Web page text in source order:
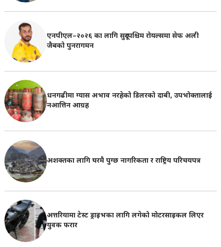
एनपीएल–२०२६ का लागि सुदूरपश्चिम रोयल्समा सेफ अली
जैबको पुनरागमन
धनगढीमा ग्यास अभाव नरहेको डिलरको दाबी, उपभोक्तालाई
नआत्तिन आग्रह
अशक्तका लागि घरमै पुग्छ नागरिकता र राष्ट्रिय परिचयपत्र
अत्तरियामा टेस्ट ड्राइभका लागि लगेको मोटरसाइकल लिएर
युवक फरार